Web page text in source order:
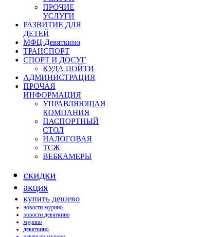
ПРОЧИЕ
УСЛУГИ
РАЗВИТИЕ ДЛЯ
ДЕТЕЙ
МФЦ Девяткино
ТРАНСПОРТ
СПОРТ И ДОСУГ
КУДА ПОЙТИ
АДМИНИСТРАЦИЯ
ПРОЧАЯ
ИНФОРМАЦИЯ
УПРАВЛЯЮЩАЯ
КОМПАНИЯ
ПАСПОРТНЫЙ
СТОЛ
НАЛОГОВАЯ
ТСЖ
ВЕБКАМЕРЫ
скидки
акция
купить дешево
новости мурино
новости девяткино
мурино
девяткино